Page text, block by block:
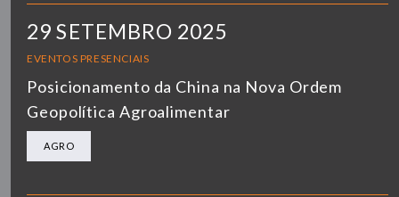
29 SETEMBRO 2025
EVENTOS PRESENCIAIS
Posicionamento da China na Nova Ordem
Geopolítica Agroalimentar
AGRO